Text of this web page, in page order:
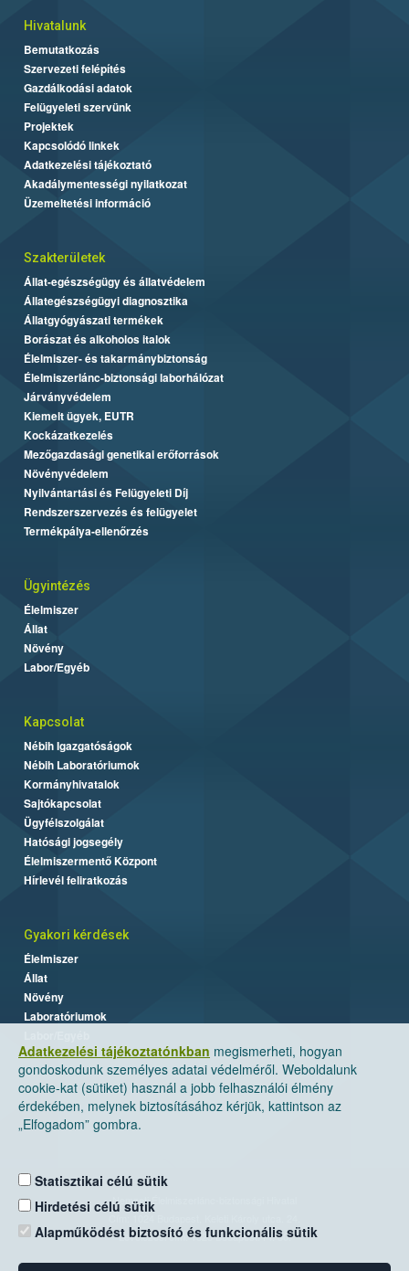
Adatkezelési tájékoztatónkban megismerheti, hogyan
gondoskodunk személyes adatai védelméről. Weboldalunk
cookie-kat (sütiket) használ a jobb felhasználói élmény
érdekében, melynek biztosításához kérjük, kattintson az
„Elfogadom” gombra.
Statisztikai célú sütik
Hirdetési célú sütik
Alapműködést biztosító és funkcionális sütik
Hivatalunk
Bemutatkozás
Szervezeti felépítés
Gazdálkodási adatok
Felügyeleti szervünk
Projektek
Kapcsolódó linkek
Adatkezelési tájékoztató
Akadálymentességi nyilatkozat
Üzemeltetési információ
Szakterületek
Állat-egészségügy és állatvédelem
Állategészségügyi diagnosztika
Állatgyógyászati termékek
Borászat és alkoholos italok
Élelmiszer- és takarmánybiztonság
Élelmiszerlánc-biztonsági laborhálózat
Járványvédelem
Kiemelt ügyek, EUTR
Kockázatkezelés
Mezőgazdasági genetikai erőforrások
Növényvédelem
Nyilvántartási és Felügyeleti Díj
Rendszerszervezés és felügyelet
Termékpálya-ellenőrzés
Ügyintézés
Élelmiszer
Állat
Növény
Labor/Egyéb
Kapcsolat
Nébih Igazgatóságok
Nébih Laboratóriumok
Kormányhivatalok
Sajtókapcsolat
Ügyfélszolgálat
Hatósági jogsegély
Élelmiszermentő Központ
Hírlevél feliratkozás
Gyakori kérdések
Élelmiszer
Állat
Növény
Laboratóriumok
Nemzeti Élelmiszerlánc-biztonsági Hivatal
Levelezési cím: 1525 Budapest. Pf. 30.